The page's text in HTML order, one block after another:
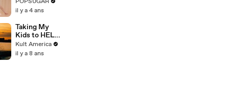
With This
Minute
Standing
Cardio
Workout
il y a 4 ans
Taking My
Kids to HEL
[Kult
America]
Kult America
il y a 8 ans